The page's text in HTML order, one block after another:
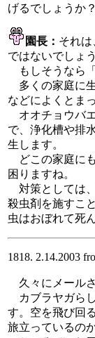
げるでしょうか？
園長： それ
ではないでしょう
もしそうなら「
多くの家庭に
などによくとま
オオチョウバ
で、浄化槽や排
生します。
どこの家庭に
困りますね。
対策としては
殺虫剤を施すこ
虫はおぼれて死
1818. 2.14.2003
久々にメール
カブラヤガら
す。空を飛び回
旅立っているのか